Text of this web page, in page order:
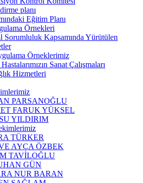
planı
Eğitim Planı
Örnekleri
Sorumluluk Kapsamında Yürütülen
Örneklerimiz
Sanat Çalışmaları
Hizmetleri
PARSANOĞLU
FARUK YÜKSEL
YILDIRIM
TÜRKER
AYÇA ÖZBEK
TAVİLOĞLU
GÜN
NUR BARAN